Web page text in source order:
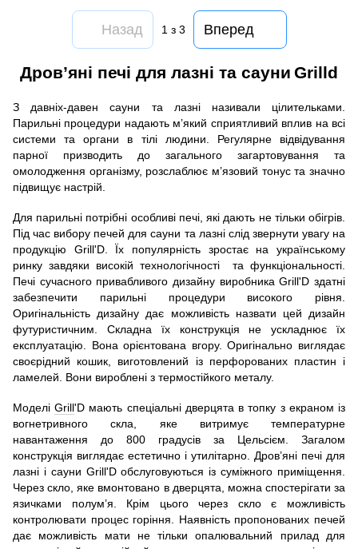
Назад 1 з 3 Вперед
Дров’яні печі для лазні та сауни Grilld
З давніх-давен сауни та лазні називали цілительками.
Парильні процедури надають м’який сприятливий вплив на всі
системи та органи в тілі людини. Регулярне відвідування
парної призводить до загального загартовування та
омолодження організму, розслаблює м’язовий тонус та значно
підвищує настрій.
Для парильні потрібні особливі печі, які дають не тільки обігрів.
Під час вибору печей для сауни та лазні слід звернути увагу на
продукцію
Grill'D. Їх популярність зростає на українському
ринку завдяки високій технологічності та функціональності.
Печі сучасного привабливого дизайну виробника Grill'D здатні
забезпечити парильні процедури високого рівня.
Оригінальність дизайну дає можливість назвати цей дизайн
футуристичним. Складна їх конструкція не ускладнює їх
експлуатацію. Вона орієнтована вгору. Оригінально виглядає
своєрідний кошик, виготовлений із перфорованих пластин і
ламелей. Вони вироблені з термостійкого металу.
МоделіGrill'D мають спеціальні дверцята в топку з екраном із
вогнетривного скла, яке витримує температурне
навантаження до 800 градусів за Цельсієм. Загалом
конструкція виглядає естетично і утилітарно. Дров’яні печі для
лазні і сауни Grill'D обслуговуються із суміжного приміщення.
Через скло, яке вмонтовано в дверцята, можна спостерігати за
язичками полум’я. Крім цього через скло є можливість
контролювати процес горіння. Наявність пропонованих печей
дає можливість мати не тільки опалювальний прилад для